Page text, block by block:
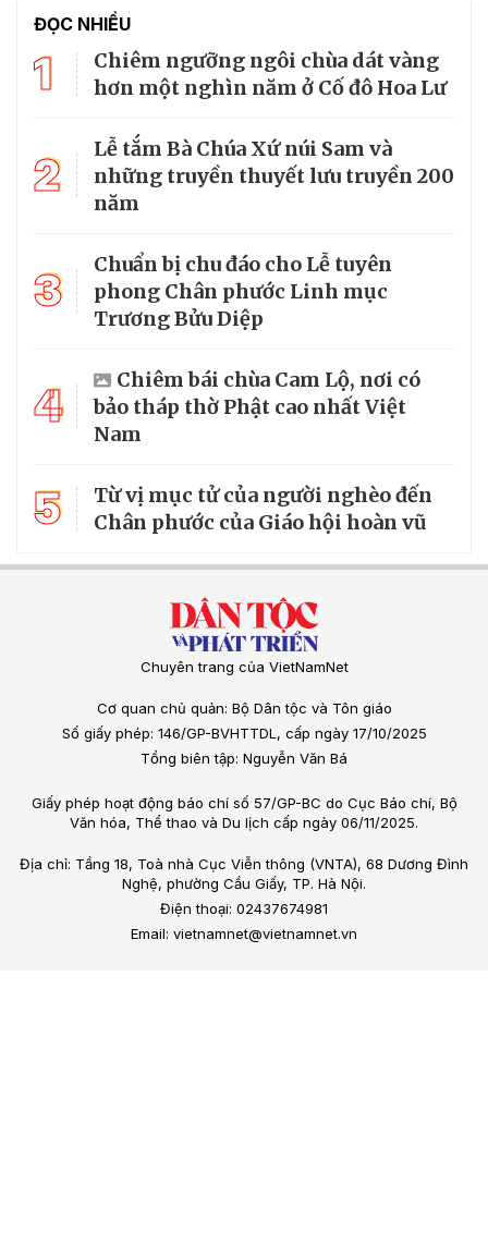
ĐỌC NHIỀU
1
Chiêm ngưỡng ngôi chùa dát vàng
hơn một nghìn năm ở Cố đô Hoa Lư
2
Lễ tắm Bà Chúa Xứ núi Sam và
những truyền thuyết lưu truyền 200
năm
3
Chuẩn bị chu đáo cho Lễ tuyên
phong Chân phước Linh mục
Trương Bửu Diệp
4
Chiêm bái chùa Cam Lộ, nơi có
bảo tháp thờ Phật cao nhất Việt
Nam
5
Từ vị mục tử của người nghèo đến
Chân phước của Giáo hội hoàn vũ
Chuyên trang của VietNamNet
Cơ quan chủ quản: Bộ Dân tộc và Tôn giáo
Số giấy phép: 146/GP-BVHTTDL, cấp ngày 17/10/2025
Tổng biên tập: Nguyễn Văn Bá
Giấy phép hoạt động báo chí số 57/GP-BC do Cục Báo chí, Bộ
Văn hóa, Thể thao và Du lịch cấp ngày 06/11/2025.
Địa chỉ: Tầng 18, Toà nhà Cục Viễn thông (VNTA), 68 Dương Đình
Nghệ, phường Cầu Giấy, TP. Hà Nội.
Điện thoại: 02437674981
Email: vietnamnet@vietnamnet.vn